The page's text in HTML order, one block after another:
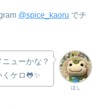
@spice_kaoru でチ
ほし
ューかな？
ケロ🐸✨